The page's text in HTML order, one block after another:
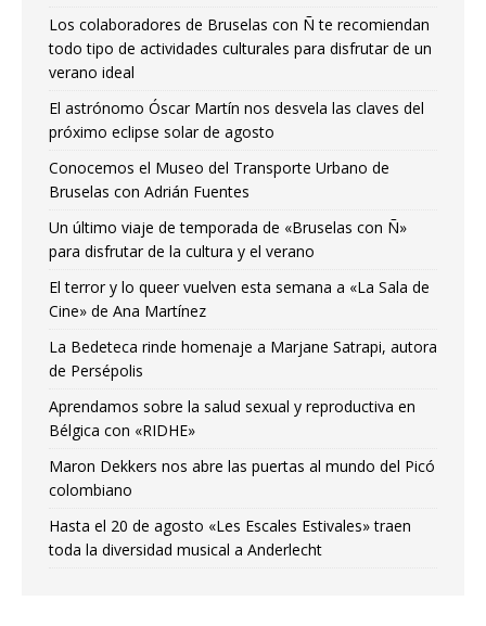
Los colaboradores de Bruselas con Ñ te recomiendan
todo tipo de actividades culturales para disfrutar de un
verano ideal
El astrónomo Óscar Martín nos desvela las claves del
próximo eclipse solar de agosto
Conocemos el Museo del Transporte Urbano de
Bruselas con Adrián Fuentes
Un último viaje de temporada de «Bruselas con Ñ»
para disfrutar de la cultura y el verano
El terror y lo queer vuelven esta semana a «La Sala de
Cine» de Ana Martínez
La Bedeteca rinde homenaje a Marjane Satrapi, autora
de Persépolis
Aprendamos sobre la salud sexual y reproductiva en
Bélgica con «RIDHE»
Maron Dekkers nos abre las puertas al mundo del Picó
colombiano
Hasta el 20 de agosto «Les Escales Estivales» traen
toda la diversidad musical a Anderlecht